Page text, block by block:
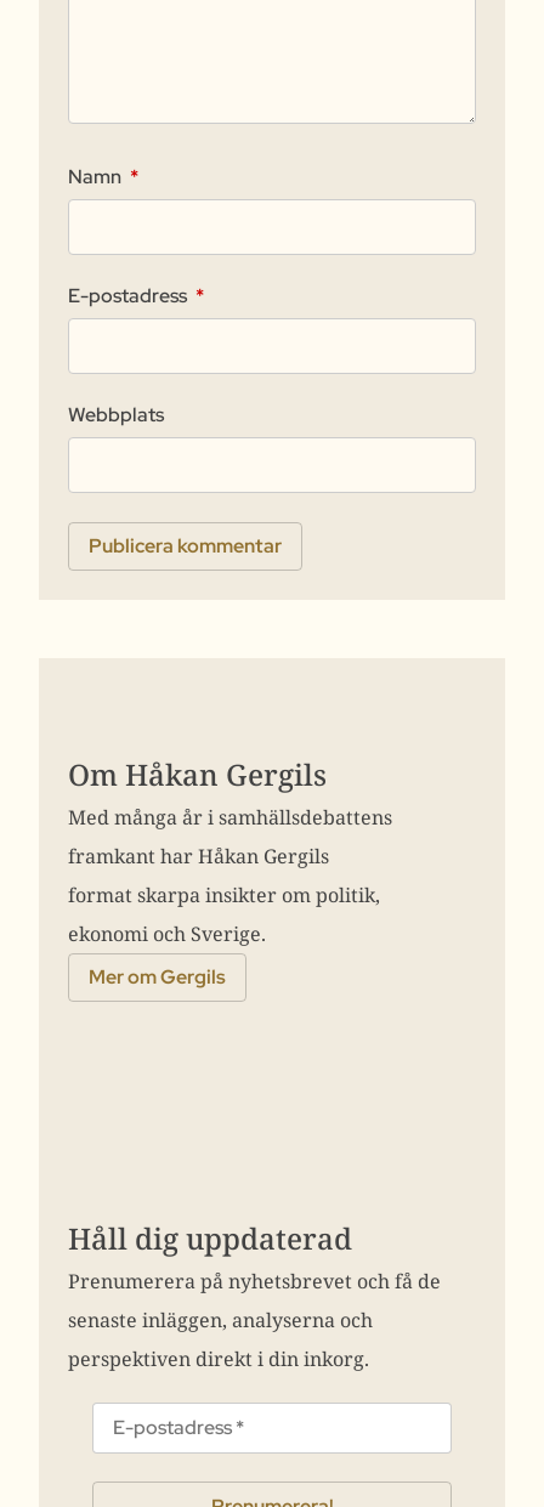
Namn *
E-postadress *
Webbplats
Om Håkan Gergils
Med många år i samhällsdebattens
framkant har Håkan Gergils
format skarpa insikter om politik,
ekonomi och Sverige.
Mer om Gergils
Håll dig uppdaterad
Prenumerera på nyhetsbrevet och få de
senaste inläggen, analyserna och
perspektiven direkt i din inkorg.